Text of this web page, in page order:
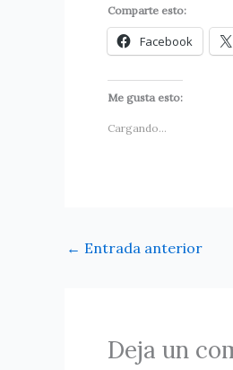
Comparte esto:
Facebook
Me gusta esto:
Cargando...
← Entrada anterior
Deja un